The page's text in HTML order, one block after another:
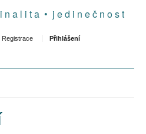
n a l i t a • j e d i n e č n o s t
Registrace Přihlášení